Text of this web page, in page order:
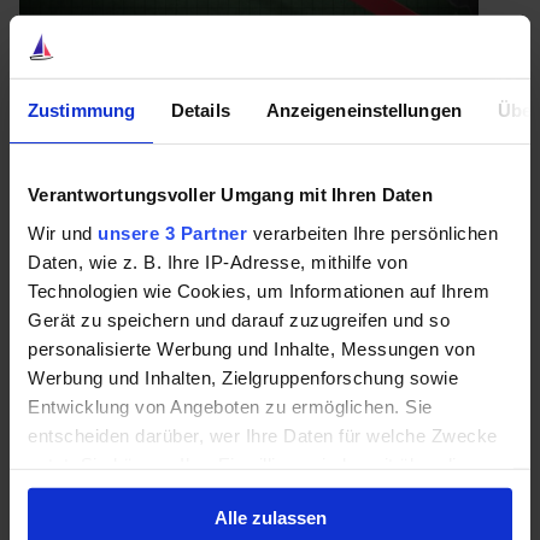
Zustimmung Details Anzeigeneinstellungen
Verantwortungsvoller Umgang mit Ihren Daten
Wir und unsere 3 Partner verarbeiten Ihre persönlichen
Daten, wie z. B. Ihre IP-Adresse, mithilfe von
Technologien wie Cookies, um Informationen auf Ihrem
Gerät zu speichern und darauf zuzugreifen und so
personalisierte Werbung und Inhalte, Messungen von
Werbung und Inhalten, Zielgruppenforschung sowie
Entwicklung von Angeboten zu ermöglichen. Sie
entscheiden darüber, wer Ihre Daten für welche Zwecke
Cookie-Erklärung oder durch Klicken auf das Privacy
Trigger Symbol ändern oder widerrufen
Alle zulassen
Quelle: Getty Images
Und doch dürfte es für Experten wesentlich einfacher
bei Wirecard der Fall war. Bei Wirecard waren die
Produkte wirklich kaum nachvollziehbar,
entsprechend war es wohl ziemlich einfach, Umsätze
beziehungsweise Kontobewegungenvorzugaukeln.
Das kann ich mir bei Grenke Leasing schwer vorstellen.
Wenn ein Leasing-Umsatz für einen Laptop gemeldet
wird, muss es ja irgendwo einen Laptop mit Rechnung
gegeben haben. Gleiches gilt für das Bankgeschäft –
Geld muss irgendwo hin fließen.